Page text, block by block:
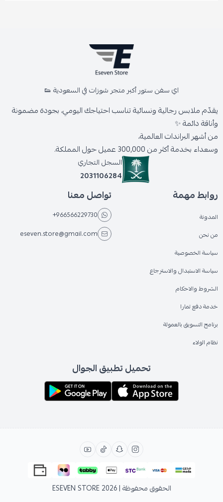
اي سفن ستور أكبر متجر شوزات في السعودية 👟
يقدّم ملابس رجالية ونسائية تناسب احتياجك اليومي، بجودة مضمونة
وأناقة دائمة ✨
من أشهر البراندات العالمية،
وسعداء بخدمة أكثر من 300,000 عميل حول المملكة.
السجل التجاري
2031106284
روابط مهمة
المدونة
من نحن
سياسة الخصوصية
سياسة الاستبدال والاسترجاع
الشروط والاحكام
خدمة دفع تمارا
برنامج التسويق بالعمولة
نظام الولاء
تواصل معنا
+966566229730
eseven.store@gmail.com
تحميل تطبيق الجوال
الحقوق محفوظة | 2026 ESEVEN STORE